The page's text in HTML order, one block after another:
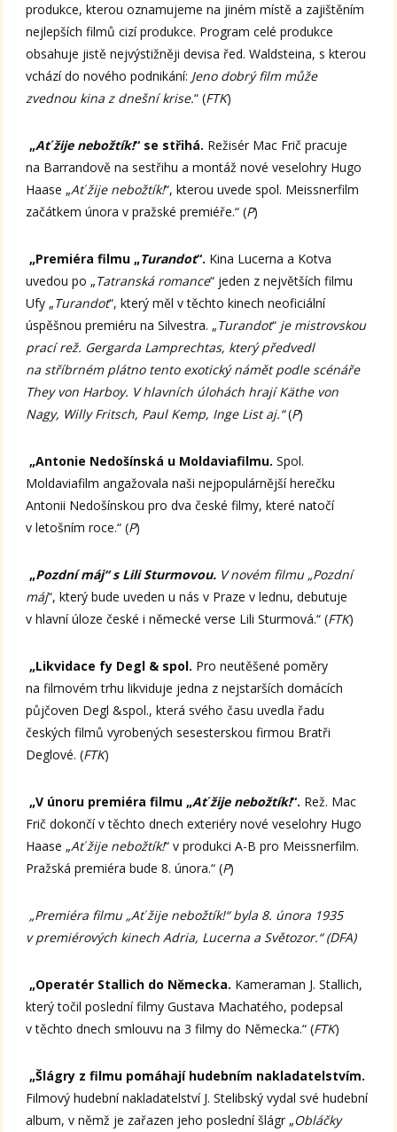
produkce, kterou oznamujeme na jiném místě a zajištěním
nejlepších filmů cizí produkce. Program celé produkce
obsahuje jistě nejvýstižněji devisa řed. Waldsteina, s kterou
vchází do nového podnikání: Jeno dobrý film může
zvednou kina z dnešní krise.“ (FTK)
„Ať žije nebožtík!“ se střihá. Režisér Mac Frič pracuje
na Barrandově na sestřihu a montáž nové veselohry Hugo
Haase „Ať žije nebožtík!“, kterou uvede spol. Meissnerfilm
začátkem února v pražské premiéře.“ (P)
„Premiéra filmu „Turandot“. Kina Lucerna a Kotva
uvedou po „Tatranská romance“ jeden z největších filmu
Ufy „Turandot“, který měl v těchto kinech neoficiální
úspěšnou premiéru na Silvestra. „Turandot“ je mistrovskou
prací rež. Gergarda Lamprechtas, který předvedl
na stříbrném plátno tento exotický námět podle scénáře
They von Harboy. V hlavních úlohách hrají Käthe von
Nagy, Willy Fritsch, Paul Kemp, Inge List aj.“(P)
„Antonie Nedošínská u Moldaviafilmu.Spol.
Moldaviafilm angažovala naši nejpopulárnější herečku
Antonii Nedošínskou pro dva české filmy, které natočí
v letošním roce.“ (P)
„Pozdní máj“ s Lili Sturmovou. V novém filmu „Pozdní
máj“, který bude uveden u nás v Praze v lednu, debutuje
v hlavní úloze české i německé verse Lili Sturmová.“ (FTK)
„Likvidace fy Degl & spol. Pro neutěšené poměry
na filmovém trhu likviduje jedna z nejstarších domácích
půjčoven Degl &spol., která svého času uvedla řadu
českých filmů vyrobených sesesterskou firmou Bratři
Deglové. (FTK)
„V únoru premiéra filmu „Ať žije nebožtík!“. Rež. Mac
Frič dokončí v těchto dnech exteriéry nové veselohry Hugo
Haase „Ať žije nebožtík!“ v produkci A-B pro Meissnerfilm.
Pražská premiéra bude 8. února.“ (P)
„Premiéra filmu „Ať žije nebožtík!“ byla 8. února 1935
v premiérových kinech Adria, Lucerna a Světozor.“ (DFA)
„Operatér Stallich do Německa. Kameraman J. Stallich,
který točil poslední filmy Gustava Machatého, podepsal
v těchto dnech smlouvu na 3 filmy do Německa.“ (FTK)
„Šlágry z filmu pomáhají hudebním nakladatelstvím.
Filmový hudební nakladatelství J. Stelibský vydal své hudební
album, v němž je zařazen jeho poslední šlágr „Obláčky